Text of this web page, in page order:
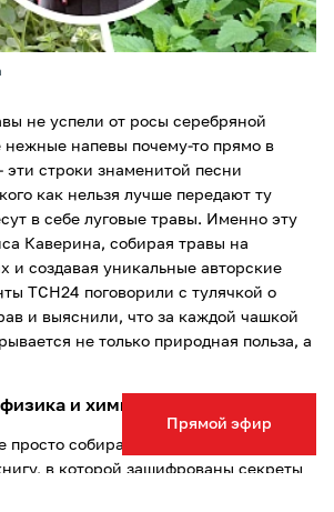
Прямой эфир
не успели от росы серебряной
нежные напевы почему-то прямо в
эти строки знаменитой песни
как нельзя лучше передают ту
в себе луговые травы. Именно эту
Каверина, собирая травы на
и создавая уникальные авторские
ТСН24 поговорили с тулячкой о
и выяснили, что за каждой чашкой
не только природная польза, а
и химия
собирает травы – она читает
в которой зашифрованы секреты